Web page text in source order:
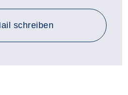
schreiben